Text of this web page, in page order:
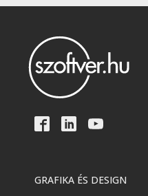
GRAFIKA ÉS DESIGN